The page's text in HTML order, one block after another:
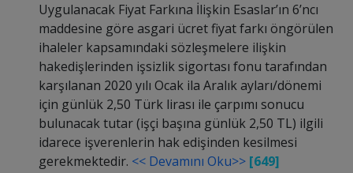
Uygulanacak Fiyat Farkına İlişkin Esaslar’ın 6’ncı
maddesine göre asgari ücret fiyat farkı öngörülen
ihaleler kapsamındaki sözleşmelere ilişkin
hakedişlerinden işsizlik sigortası fonu tarafından
karşılanan 2020 yılı Ocak ila Aralık ayları/dönemi
için günlük 2,50 Türk lirası ile çarpımı sonucu
bulunacak tutar (işçi başına günlük 2,50 TL) ilgili
idarece işverenlerin hak edişinden kesilmesi
gerekmektedir. << Devamını Oku>> [649]